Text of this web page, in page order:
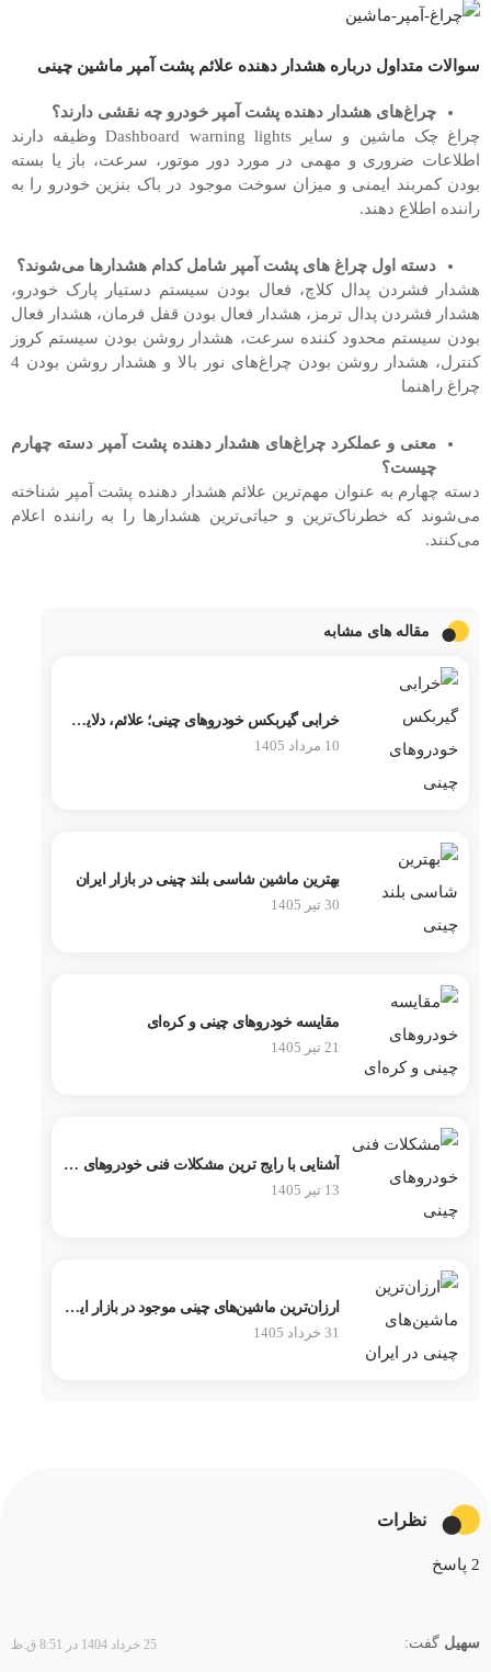
سوالات متداول درباره هشدار دهنده علائم پشت آمپر ماشین چینی
چراغ‌های هشدار دهنده پشت آمپر خودرو چه نقشی دارند؟
چراغ چک ماشین و سایر Dashboard warning lights وظیفه دارند
اطلاعات ضروری و مهمی در مورد دور موتور، سرعت، باز یا بسته
بودن کمربند ایمنی و میزان سوخت موجود در باک بنزین خودرو را به
راننده اطلاع دهند.
دسته اول چراغ های پشت آمپر شامل کدام هشدار‌ها می‌شوند؟
هشدار فشردن پدال کلاچ، فعال بودن سیستم دستیار پارک خودرو،
هشدار فشردن پدال ترمز، هشدار فعال بودن قفل فرمان، هشدار فعال
بودن سیستم محدود کننده‌ سرعت، هشدار روشن بودن سیستم کروز
کنترل، هشدار روشن بودن چراغ‌های نور بالا و هشدار روشن بودن 4
چراغ راهنما
معنی و عملکرد چراغ‌های هشدار دهنده پشت آمپر دسته چهارم
چیست؟
دسته چهارم به عنوان مهم‌ترین علائم هشدار دهنده پشت آمپر شناخته
می‌شوند که خطرناک‌ترین و حیاتی‌ترین هشدارها را به راننده اعلام
می‌کنند.
مقاله های مشابه
خرابی گیربکس خودروهای چینی؛ علائم، دلایل و روش عیب‌یابی
10 مرداد 1405
بهترین ماشین شاسی بلند چینی در بازار ایران
30 تیر 1405
مقایسه خودروهای چینی و کره‌ای
21 تیر 1405
آشنایی با رایج ترین مشکلات فنی خودروهای چینی
13 تیر 1405
ارزان‌ترین ماشین‌های چینی موجود در بازار ایران
31 خرداد 1405
نظرات
2 پاسخ
سهیل گفت: 25 خرداد 1404 در 8:51 ق.ظ